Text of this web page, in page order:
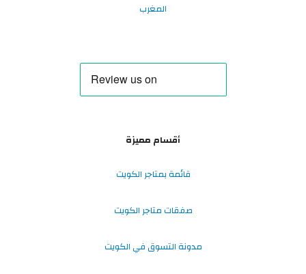
المغرب
أقسام مميزة
قائمة بمتاجر الكويت
صفقات متاجر الكويت
مدونة التسوق في الكويت